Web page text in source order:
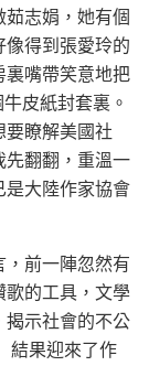
志娟，她有個
得到張愛玲的
裏嘴帶笑意地把
皮紙封套裏。
要瞭解美國社
先翻翻，重溫一
是大陸作家協會
前一陣忽然有
歌的工具，文學
揭示社會的不公
結果迎來了作